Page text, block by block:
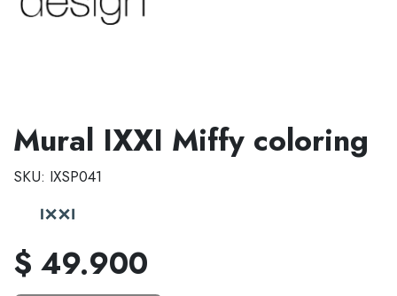
Mural IXXI Miffy coloring
SKU: IXSP041
$ 49.900